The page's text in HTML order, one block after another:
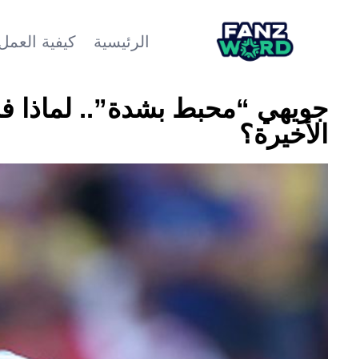
الرئيسية كيفية
جويهي “محبط بشدة”.. لماذا
الأخيرة؟